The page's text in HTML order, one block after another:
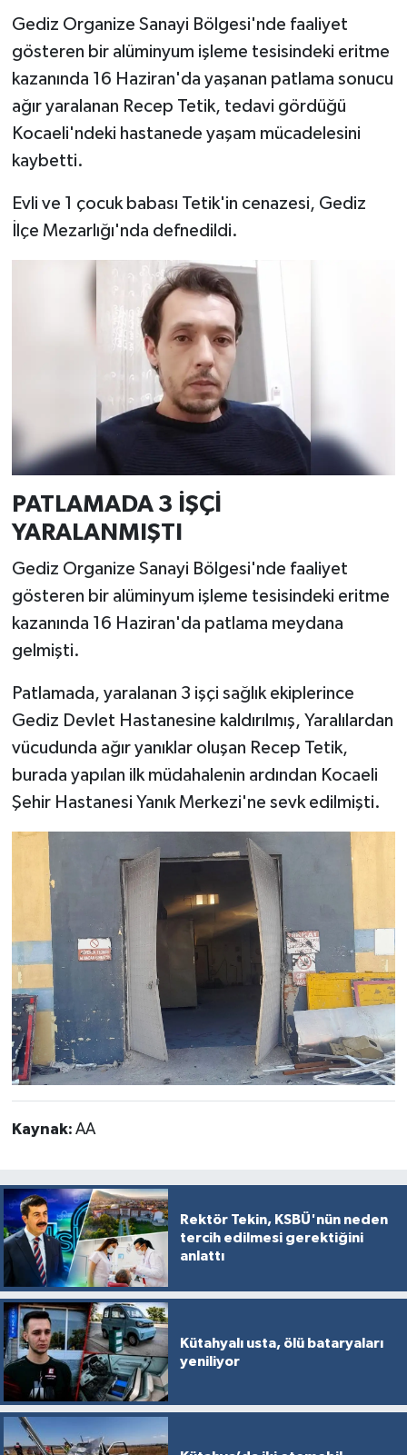
Gediz Organize Sanayi Bölgesi'nde faaliyet
gösteren bir alüminyum işleme tesisindeki eritme
kazanında 16 Haziran'da yaşanan patlama sonucu
ağır yaralanan Recep Tetik, tedavi gördüğü
Kocaeli'ndeki hastanede yaşam mücadelesini
kaybetti.
Evli ve 1 çocuk babası Tetik'in cenazesi, Gediz
İlçe Mezarlığı'nda defnedildi.
PATLAMADA 3 İŞÇİ
YARALANMIŞTI
Gediz Organize Sanayi Bölgesi'nde faaliyet
gösteren bir alüminyum işleme tesisindeki eritme
kazanında 16 Haziran'da patlama meydana
gelmişti.
Patlamada, yaralanan 3 işçi sağlık ekiplerince
Gediz Devlet Hastanesine kaldırılmış, Yaralılardan
vücudunda ağır yanıklar oluşan Recep Tetik,
burada yapılan ilk müdahalenin ardından Kocaeli
Şehir Hastanesi Yanık Merkezi'ne sevk edilmişti.
Kaynak: AA
Rektör Tekin, KSBÜ'nün neden
tercih edilmesi gerektiğini
anlattı
Kütahyalı usta, ölü bataryaları
yeniliyor
Magazin
Otomobil
Politika
Resmi İlan
Şaphane
Tavşanlı
Türkiye
Video Galeri
Yaşam
Yemek Tarifleri